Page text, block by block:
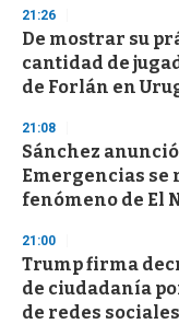
3
s
c
o
d
s
21:26
De mostrar su
cantidad de
de Forlán en
21:08
Sánchez
Emergencias se
fenómeno de El
21:00
Trump firma
de ciudadanía
de redes sociales